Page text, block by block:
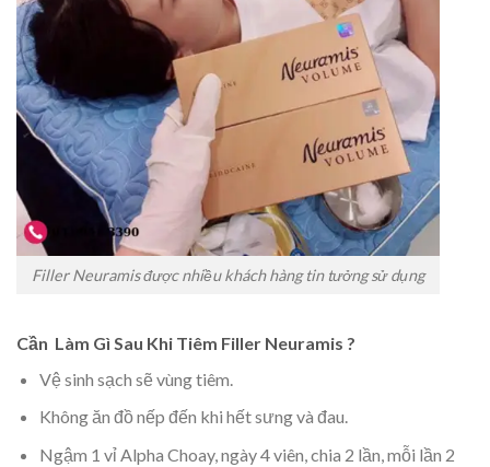
Filler Neuramis được nhiều khách hàng tin tưởng sử dụng
Cần Làm Gì Sau Khi Tiêm Filler Neuramis ?
Vệ sinh sạch sẽ vùng tiêm.
Không ăn đồ nếp đến khi hết sưng và đau.
Ngậm 1 vỉ Alpha Choay, ngày 4 viên, chia 2 lần, mỗi lần 2